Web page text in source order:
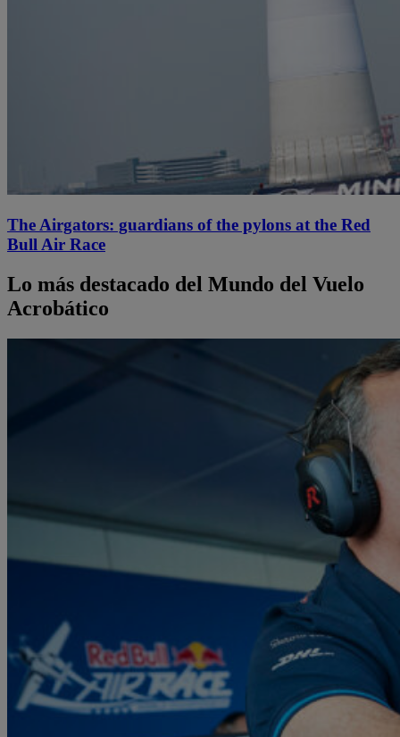
The Airgators: guardians of the pylons at the Red
Bull Air Race
Lo más destacado del Mundo del Vuelo
Acrobático